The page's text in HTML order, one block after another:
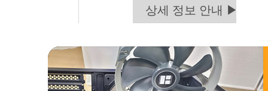
상세 정보 안내 ▶